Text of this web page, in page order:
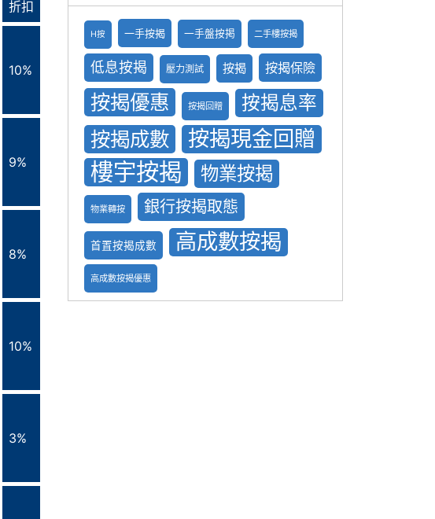
折扣
10%
9%
8%
10%
3%
H按 一手按揭 一手盤按掲 二手樓按揭
低息按揭 壓力測試 按揭 按揭保險
按揭優惠 按揭回贈 按揭息率
按揭成數 按揭現金回贈
樓宇按揭 物業按揭
物業轉按 銀行按揭取態
首置按揭成數 高成數按揭
高成數按揭優惠